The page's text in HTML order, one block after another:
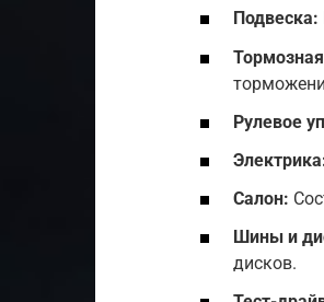
Подвеска:
Рулевое
Салон:
Шины и
дисков.